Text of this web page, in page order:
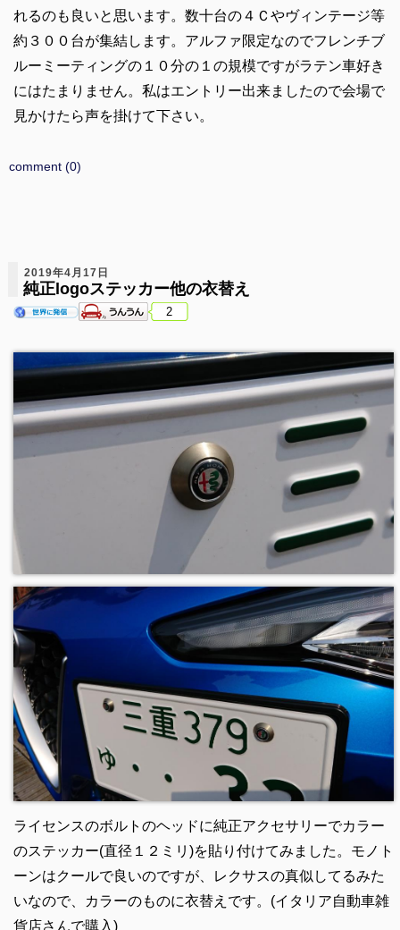
れるのも良いと思います。数十台の４Ｃやヴィンテージ等
約３００台が集結します。アルファ限定なのでフレンチブ
ルーミーティングの１０分の１の規模ですがラテン車好き
にはたまりません。 私はエントリー出来ましたので会場で
見かけたら声を掛けて下さい。
comment (0)
2019年4月17日
純正logoステッカー他の衣替え
2
ライセンスのボルトのヘッドに純正アクセサリーでカラー
のステッカー(直径１２ミリ)を貼り付けてみました。モノト
ーンはクールで良いのですが、レクサスの真似してるみた
いなので、カラーのものに衣替えです。(イタリア自動車雑
貨店さんで購入)